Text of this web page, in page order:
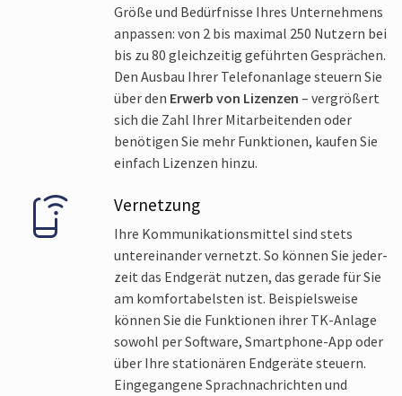
Größe und Bedürf­nisse Ihres Unter­nehmens
anpassen: von 2 bis maximal 250 Nutzern bei
bis zu 80 gleich­zeitig geführten Gesprächen.
Den Ausbau Ihrer Telefon­anlage steuern Sie
über den Erwerb von Lizenzen – vergrößert
sich die Zahl Ihrer Mit­arbei­tenden oder
benötigen Sie mehr Funktionen, kaufen Sie
einfach Lizenzen hinzu.
Vernetzung
Ihre Kommunikations­mittel sind stets
unter­einander vernetzt. So können Sie jeder­
zeit das Endgerät nutzen, das gerade für Sie
am komfor­tabelsten ist. Beispiels­weise
können Sie die Funk­tionen ihrer TK-Anlage
sowohl per Soft­ware, Smart­phone-App oder
über Ihre statio­nären End­geräte steuern.
Ein­gegangene Sprach­nach­richten und